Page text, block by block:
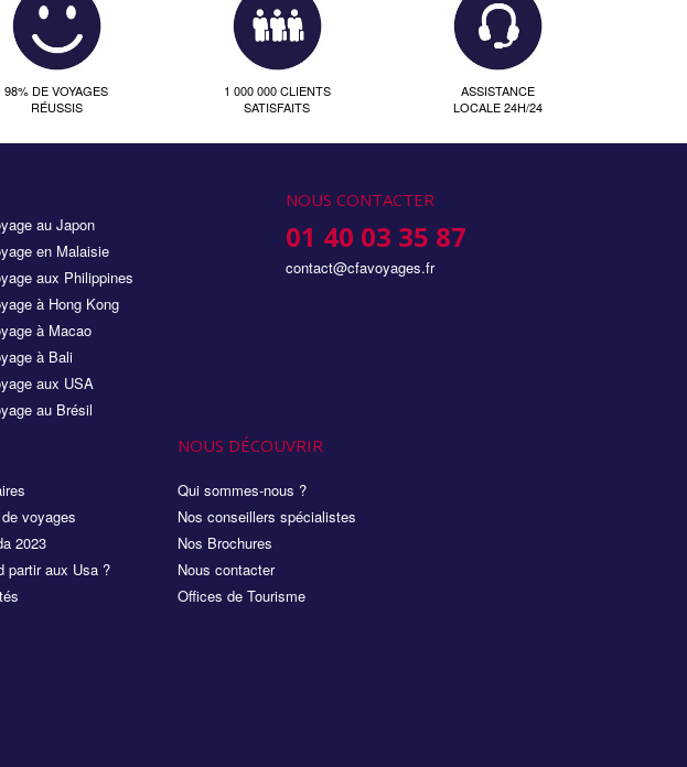
98% DE VOYAGES
RÉUSSIS
1 000 000 CLIENTS
SATISFAITS
ASSISTANCE
LOCALE 24H/24
au Japon
en Malaisie
aux Philippines
à Hong Kong
à Macao
à Bali
aux USA
au Brésil
NOUS CONTACTER
01 40 03 35 87
contact@cfavoyages.fr
voyages
2023
partir aux Usa ?
NOUS DÉCOUVRIR
Qui sommes-nous ?
Nos conseillers spécialistes
Nos Brochures
Nous contacter
Offices de Tourisme